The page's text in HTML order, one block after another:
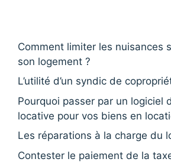
Comment limiter les nuisances
son logement ?
L’utilité d’un syndic de
Pourquoi passer par un logiciel
locative pour vos biens en
Les réparations à la charge du
Contester le paiement de la